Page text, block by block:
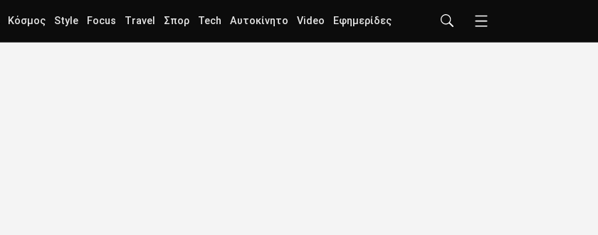
Κόσμος Style Focus Travel Σπορ Tech Αυτοκίνητο Video Εφημερίδες